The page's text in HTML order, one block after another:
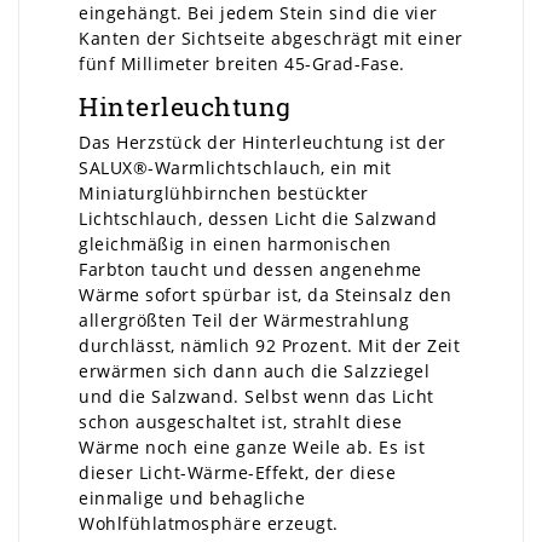
eingehängt. Bei jedem Stein sind die vier
Kanten der Sichtseite abgeschrägt mit einer
fünf Millimeter breiten 45-Grad-Fase.
Hinterleuchtung
Das Herzstück der Hinterleuchtung ist der
SALUX®-Warmlichtschlauch, ein mit
Miniaturglühbirnchen bestückter
Lichtschlauch, dessen Licht die Salzwand
gleichmäßig in einen harmonischen
Farbton taucht und dessen angenehme
Wärme sofort spürbar ist, da Steinsalz den
allergrößten Teil der Wärmestrahlung
durchlässt, nämlich 92 Prozent. Mit der Zeit
erwärmen sich dann auch die Salzziegel
und die Salzwand. Selbst wenn das Licht
schon ausgeschaltet ist, strahlt diese
Wärme noch eine ganze Weile ab. Es ist
dieser Licht-Wärme-Effekt, der diese
einmalige und behagliche
Wohlfühlatmosphäre erzeugt.